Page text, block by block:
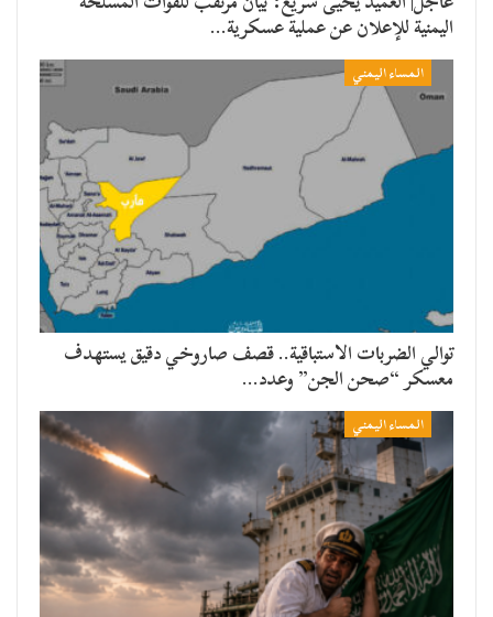
اليمنية للإعلان عن عملية عسكرية…
المساء اليمني
توالي الضربات الاستباقية.. قصف صاروخي دقيق يستهدف
معسكر “صحن الجن” وعدد…
المساء اليمني